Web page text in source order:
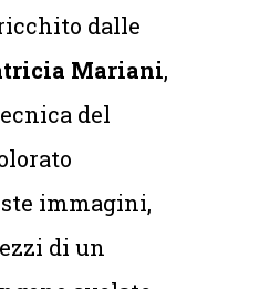
dalle
Mariani,
del
immagini,
di un